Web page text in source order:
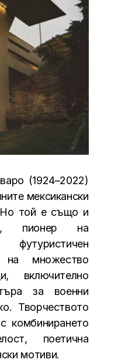
(1924–2022)
мексикански
Но той е също и
пионер на
на множество
включително
за военни
Творчеството
комбинирането
поетична
мотиви.